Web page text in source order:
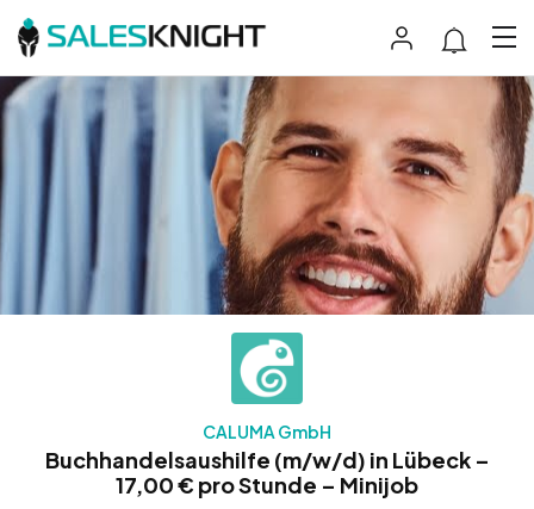
CALUMA GmbH
Buchhandelsaushilfe (m/w/d) in Lübeck –
17,00 € pro Stunde – Minijob